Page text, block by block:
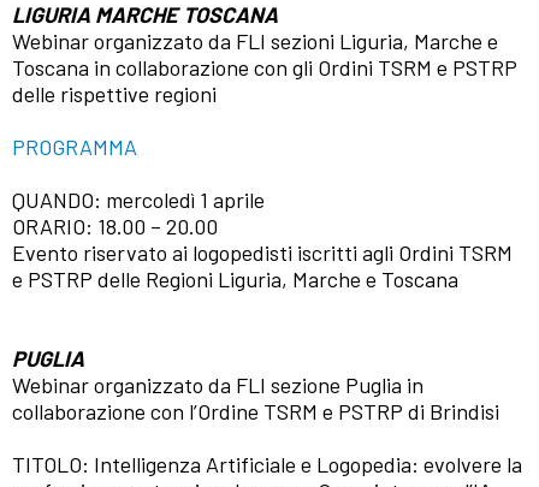
LIGURIA MARCHE TOSCANA
Webinar organizzato da FLI sezioni Liguria, Marche e
Toscana in collaborazione con gli Ordini TSRM e PSTRP
delle rispettive regioni
PROGRAMMA
QUANDO: mercoledì 1 aprile
ORARIO: 18.00 – 20.00
Evento riservato ai logopedisti iscritti agli Ordini TSRM
e PSTRP delle Regioni Liguria, Marche e Toscana
PUGLIA
Webinar organizzato da FLI sezione Puglia in
collaborazione con l’Ordine TSRM e PSTRP di Brindisi
TITOLO: Intelligenza Artificiale e Logopedia: evolvere la